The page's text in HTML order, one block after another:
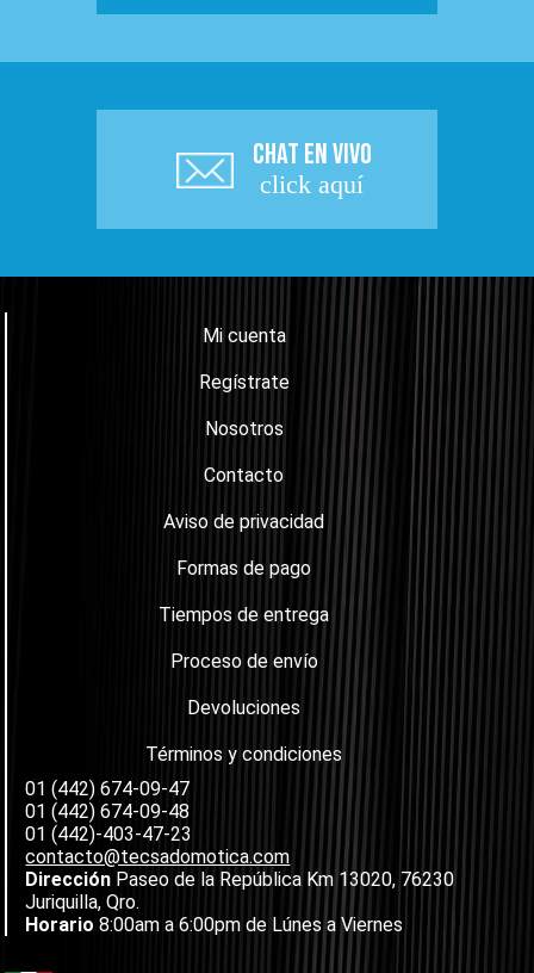
CHAT EN VIVO
click aquí
Mi cuenta
Regístrate
Nosotros
Contacto
Aviso de privacidad
Formas de pago
Tiempos de entrega
Proceso de envío
Devoluciones
Términos y condiciones
01 (442) 674-09-47
01 (442) 674-09-48
01 (442)-403-47-23
contacto@tecsadomotica.com
Dirección Paseo de la República Km 13020, 76230
Juriquilla, Qro.
Horario 8:00am a 6:00pm de Lúnes a Viernes